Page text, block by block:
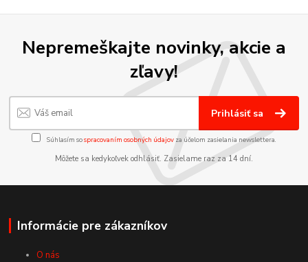
Nepremeškajte novinky, akcie a
zľavy!
Prihlásiť sa
Súhlasím sospracovaním osobných údajov za účelom zasielania newslettera.
Môžete sa kedykoľvek odhlásiť. Zasielame raz za 14 dní.
Informácie pre zákazníkov
O nás